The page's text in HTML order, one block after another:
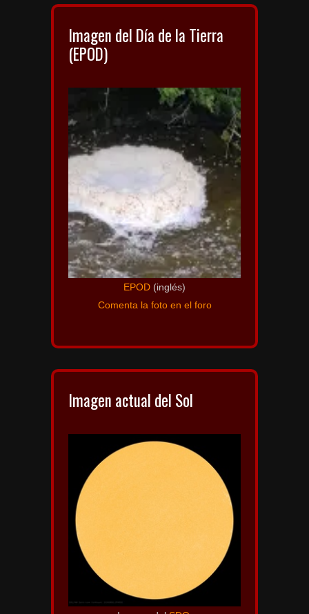
Imagen del Día de la Tierra
(EPOD)
EPOD (inglés)
Comenta la foto en el foro
Imagen actual del Sol